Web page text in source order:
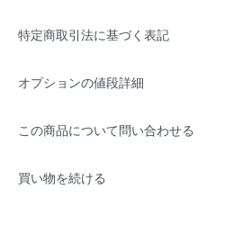
特定商取引法に基づく表記
オプションの値段詳細
この商品について問い合わせる
買い物を続ける